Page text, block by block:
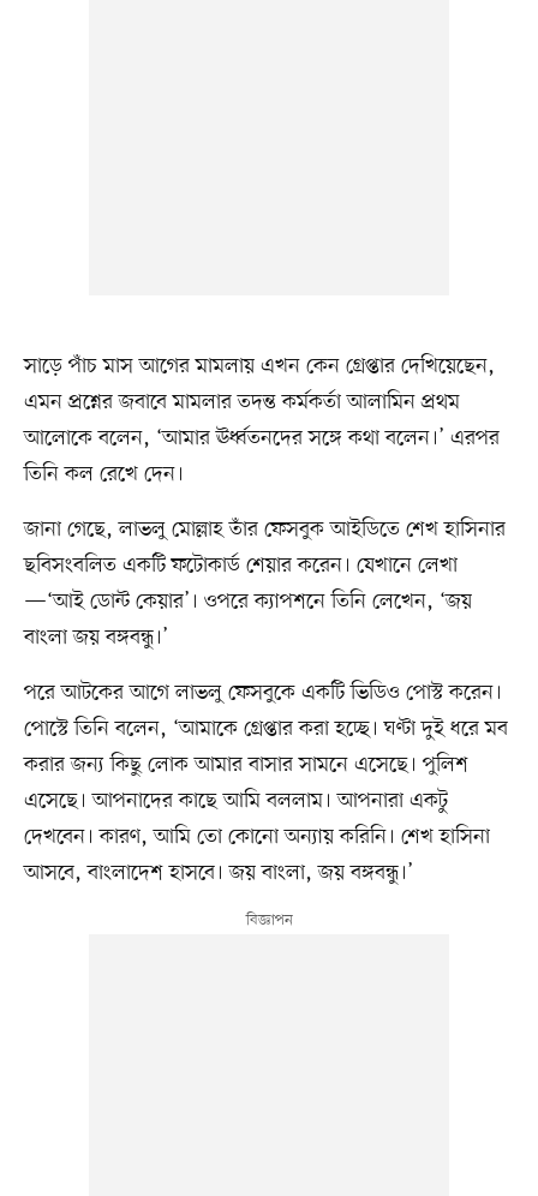
সাড়ে পাঁচ মাস আগের মামলায় এখন কেন গ্রেপ্তার দেখিয়েছেন,
এমন প্রশ্নের জবাবে মামলার তদন্ত কর্মকর্তা আলামিন প্রথম
আলোকে বলেন, ‘আমার ঊর্ধ্বতনদের সঙ্গে কথা বলেন।’ এরপর
তিনি কল রেখে দেন।
জানা গেছে, লাভলু মোল্লাহ তাঁর ফেসবুক আইডিতে শেখ হাসিনার
ছবিসংবলিত একটি ফটোকার্ড শেয়ার করেন। যেখানে লেখা
—‘আই ডোন্ট কেয়ার’। ওপরে ক্যাপশনে তিনি লেখেন, ‘জয়
বাংলা জয় বঙ্গবন্ধু।’
পরে আটকের আগে লাভলু ফেসবুকে একটি ভিডিও পোস্ট করেন।
পোস্টে তিনি বলেন, ‘আমাকে গ্রেপ্তার করা হচ্ছে। ঘণ্টা দুই ধরে মব
করার জন্য কিছু লোক আমার বাসার সামনে এসেছে। পুলিশ
এসেছে। আপনাদের কাছে আমি বললাম। আপনারা একটু
দেখবেন। কারণ, আমি তো কোনো অন্যায় করিনি। শেখ হাসিনা
আসবে, বাংলাদেশ হাসবে। জয় বাংলা, জয় বঙ্গবন্ধু।’